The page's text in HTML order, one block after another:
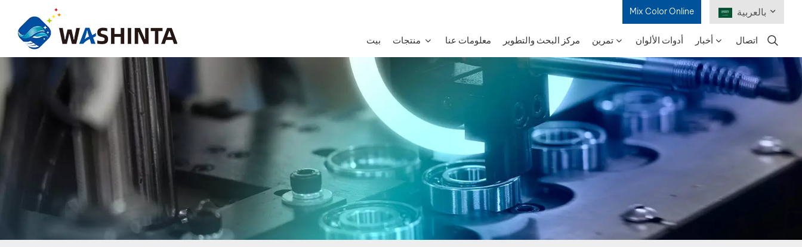
Mix Color Online بالعربية
English
Français
Deutsch
Português
بيت معلومات عنا مركز البحث والتطوير تمرين أدوات الألوان أخبار اتصال